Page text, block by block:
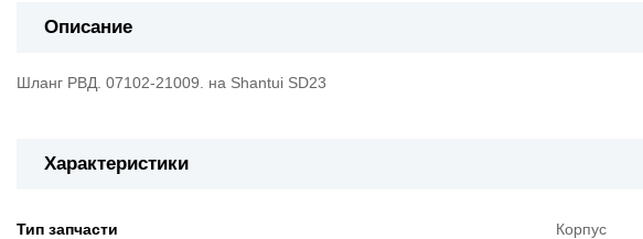
Описание
Шланг РВД. 07102-21009. на Shantui SD23
Характеристики
Тип запчасти Корпус